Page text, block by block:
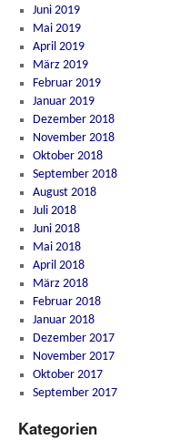
Juni 2019
Mai 2019
April 2019
März 2019
Februar 2019
Januar 2019
Dezember 2018
November 2018
Oktober 2018
September 2018
August 2018
Juli 2018
Juni 2018
Mai 2018
April 2018
März 2018
Februar 2018
Januar 2018
Dezember 2017
November 2017
Oktober 2017
September 2017
Kategorien